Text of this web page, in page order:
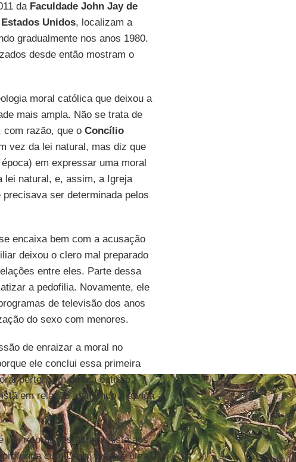
da Faculdade John Jay de
Estados Unidos, localizam a
gradualmente nos anos 1980.
desde então mostram o
moral católica que deixou a
mais ampla. Não se trata de
razão, que o Concílio
vez da lei natural, mas diz que
em expressar uma moral
lei natural, e, assim, a Igreja
ser determinada pelos
encaixa bem com a acusação
deixou o clero mal preparado
entre eles. Parte dessa
a pedofilia. Novamente, ele
de televisão dos anos
do sexo com menores.
de enraizar a moral no
ele conclui essa primeira
pertencem uma à outra e,
em relação ao mundo e à vida
um retorno restauracionista aos
com Deus. Essa é uma